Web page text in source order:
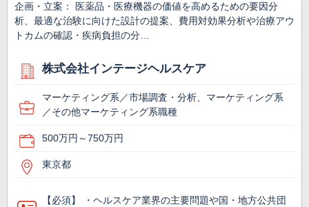
企画・立案： 医薬品・医療機器の価値を高めるための要因分
析、最適な治験に向けた設計の提案、費用対効果分析や治療アウ
トカムの確認・疾病負担の分…
株式会社インテージヘルスケア
マーケティング系／市場調査・分析、マーケティング系
／その他マーケティング系職種
500万円～750万円
東京都
【必須】 ・ヘルスケア業界の主要問題や国・地方公共団